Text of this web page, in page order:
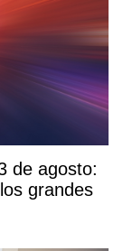
de agosto:
grandes